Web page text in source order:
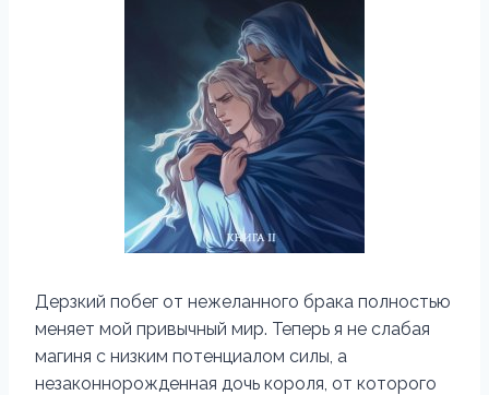
Дерзкий побег от нежеланного брака полностью
меняет мой привычный мир. Теперь я не слабая
магиня с низким потенциалом силы, а
незаконнорожденная дочь короля, от которого